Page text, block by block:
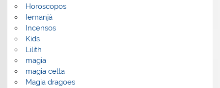
Horoscopos
Iemanjá
Incensos
Kids
Lilith
magia
magia celta
Magia dragoes